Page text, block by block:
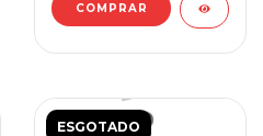
ESGOTADO